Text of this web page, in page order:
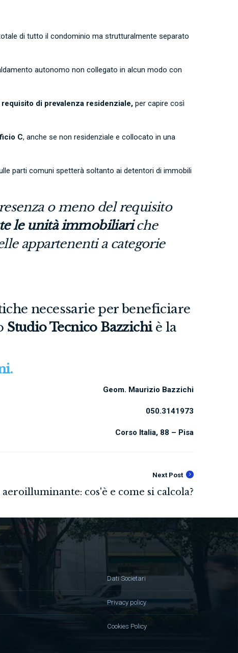
di tutto il condominio ma strutturalmente separato
autonomo non collegato in alcun modo con
di prevalenza residenziale, per capire così
C, anche se non residenziale e collocato in una
parti comuni spetterà soltanto ai detentori di immobili
o meno del requisito
le unità immobiliariche
appartenenti a categorie
necessarie per beneficiare
Studio Tecnico Bazzichiè la
Geom. Maurizio Bazzichi
050.3141973
Corso Italia, 88 – Pisa
Next Post
Dati Societari
Privacy policy
Cookies Policy